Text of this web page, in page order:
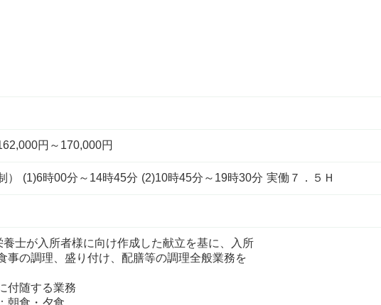
円～170,000円
） (1)6時00分～14時45分 (2)10時45分～19時30分 実働７．５Ｈ
士が入所者様に向け作成した献立を基に、入所
事の調理、盛り付け、配膳等の調理全般業務を
付随する業務
朝食・夕食